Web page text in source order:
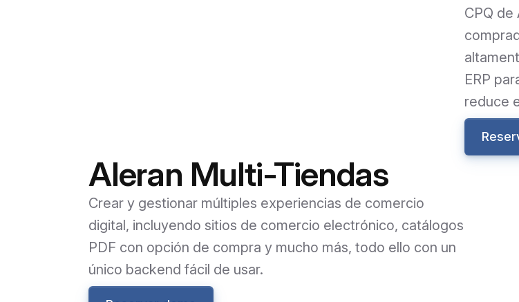
CPQ
ERP
reduce
Aleran Multi-Tiendas
Crear y gestionar múltiples experiencias de comercio
digital, incluyendo sitios de comercio electrónico, catálogos
PDF con opción de compra y mucho más, todo ello con un
único backend fácil de usar.